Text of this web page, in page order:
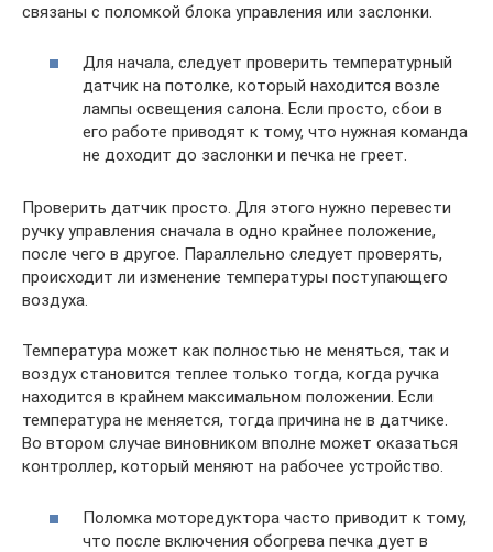
связаны с поломкой блока управления или заслонки.
Для начала, следует проверить температурный
датчик на потолке, который находится возле
лампы освещения салона. Если просто, сбои в
его работе приводят к тому, что нужная команда
не доходит до заслонки и печка не греет.
Проверить датчик просто. Для этого нужно перевести
ручку управления сначала в одно крайнее положение,
после чего в другое. Параллельно следует проверять,
происходит ли изменение температуры поступающего
воздуха.
Температура может как полностью не меняться, так и
воздух становится теплее только тогда, когда ручка
находится в крайнем максимальном положении. Если
температура не меняется, тогда причина не в датчике.
Во втором случае виновником вполне может оказаться
контроллер, который меняют на рабочее устройство.
Поломка моторедуктора часто приводит к тому,
что после включения обогрева печка дует в